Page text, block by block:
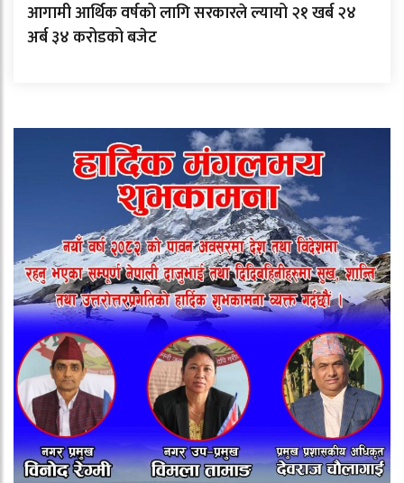
आगामी आर्थिक वर्षको लागि सरकारले ल्यायो २१ खर्ब २४
अर्ब ३४ करोडको बजेट